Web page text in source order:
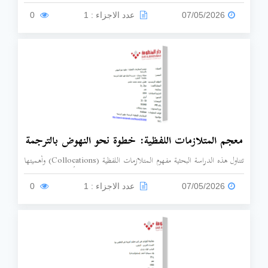
07/05/2026 عدد الاجزاء : 1
معجم المتلازمات اللفظية: خطوة نحو النهوض بالترجمة
تتناول هذه الدراسة البحثية مفهوم المتلازمات اللفظية (Collocations) وأهميتها
الحيوية في مجال الترجمة، مع تقييم كفاءة المعاجم العربية والأجنبية في رصدها.
07/05/2026 عدد الاجزاء : 1